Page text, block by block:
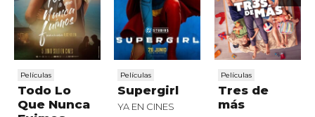
Películas
Todo Lo
Que Nunca
Películas
Supergirl
YA EN CINES
Películas
Tres de
más